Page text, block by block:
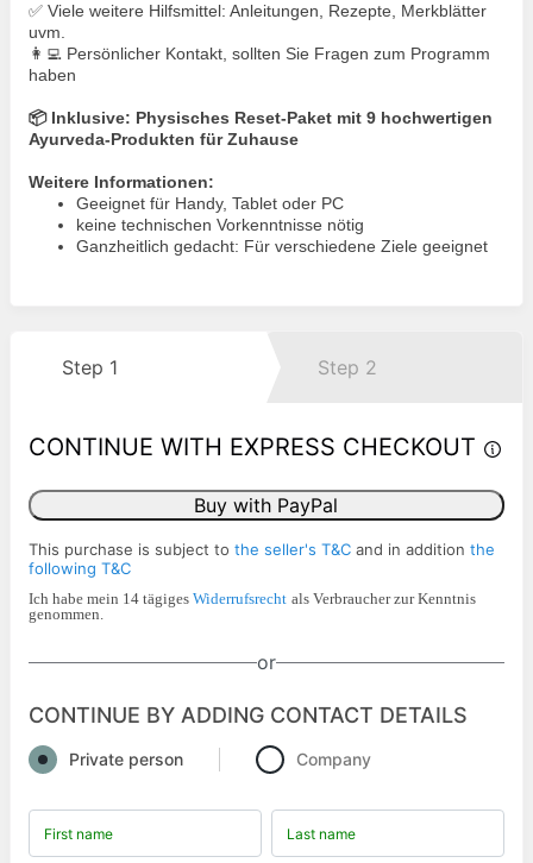
✅ Viele weitere Hilfsmittel: Anleitungen, Rezepte, Merkblätter
uvm.
👩‍💻 Persönlicher Kontakt, sollten Sie Fragen zum Programm
haben
📦 Inklusive: Physisches Reset-Paket mit 9 hochwertigen
Ayurveda-Produkten für Zuhause
Weitere Informationen:
Geeignet für Handy, Tablet oder PC
keine technischen Vorkenntnisse nötig
Ganzheitlich gedacht: Für verschiedene Ziele geeignet
Step 1 Step 2
CONTINUE WITH EXPRESS CHECKOUT
Buy with PayPal
This purchase is subject to the seller's T&C and in addition the
following T&C
Ich habe mein 14 tägiges Widerrufsrecht als Verbraucher zur Kenntnis
genommen.
or
CONTINUE BY ADDING CONTACT DETAILS
Private person Company